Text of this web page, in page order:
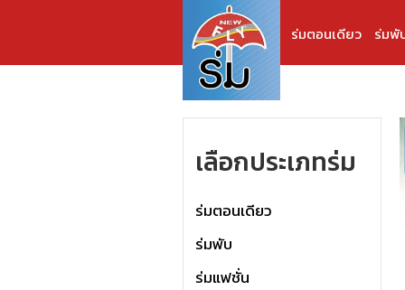
ร่มตอนเดียว ร่มพั
เลือกประเภทร่ม
ร่มตอนเดียว
ร่มพับ
ร่มแฟชั่น